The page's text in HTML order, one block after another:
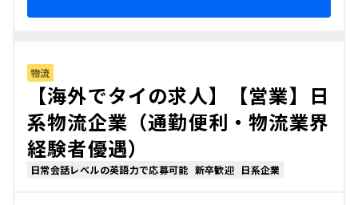
物流
【海外でタイの求人】【営業】日
系物流企業（通勤便利・物流業界
経験者優遇）
日常会話レベルの英語力で応募可能 新卒歓迎 日系企業